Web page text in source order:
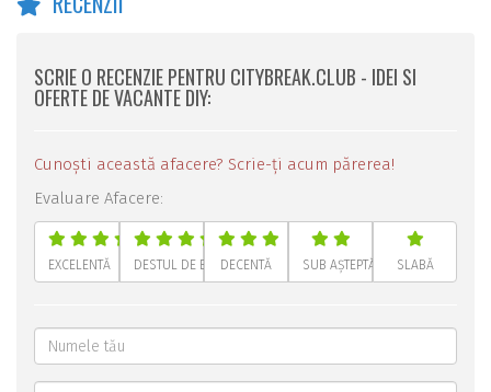
SCRIE O RECENZIE PENTRU CITYBREAK.CLUB - IDEI SI
OFERTE DE VACANTE DIY:
Cunoști această afacere? Scrie-ți acum părerea!
Evaluare Afacere:
EXCELENTĂ DESTUL DE BUNĂDECENTĂ SUB AȘTEPTĂRI SLABĂ